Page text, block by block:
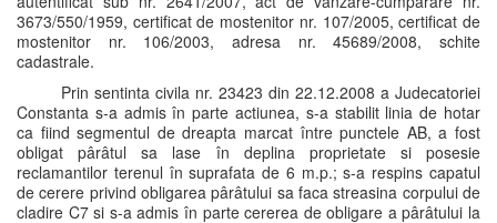
3673/550/1959, certificat de mostenitor nr. 107/2005, certificat de
mostenitor nr. 106/2003, adresa nr. 45689/2008, schite
cadastrale.
Prin sentinta civila nr. 23423 din 22.12.2008 a Judecatoriei
Constanta s-a admis în parte actiunea, s-a stabilit linia de hotar
ca fiind segmentul de dreapta marcat între punctele AB, a fost
obligat pârâtul sa lase în deplina proprietate si posesie
reclamantilor terenul în suprafata de 6 m.p.; s-a respins capatul
de cerere privind obligarea pârâtului sa faca streasina corpului de
cladire C7 si s-a admis în parte cererea de obligare a pârâtului la